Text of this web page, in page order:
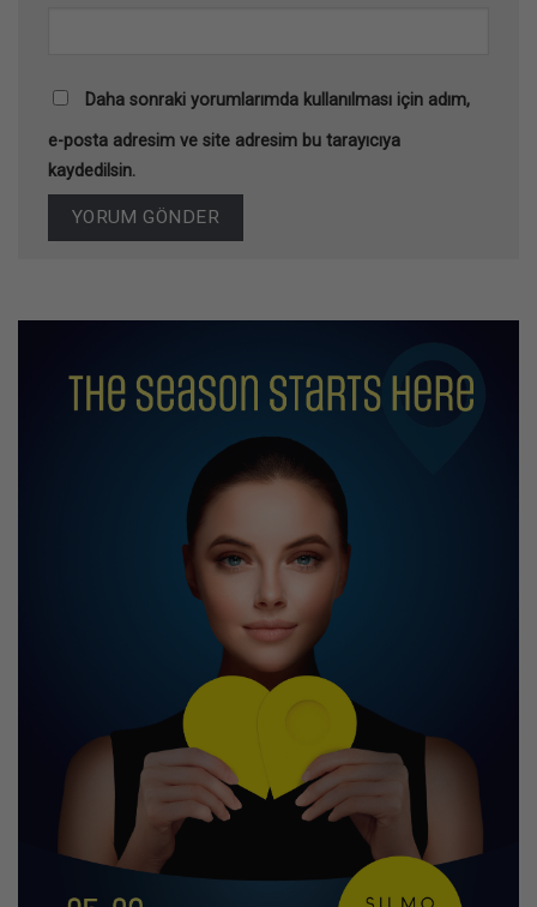
Daha sonraki yorumlarımda kullanılması için adım,
e-posta adresim ve site adresim bu tarayıcıya
kaydedilsin.